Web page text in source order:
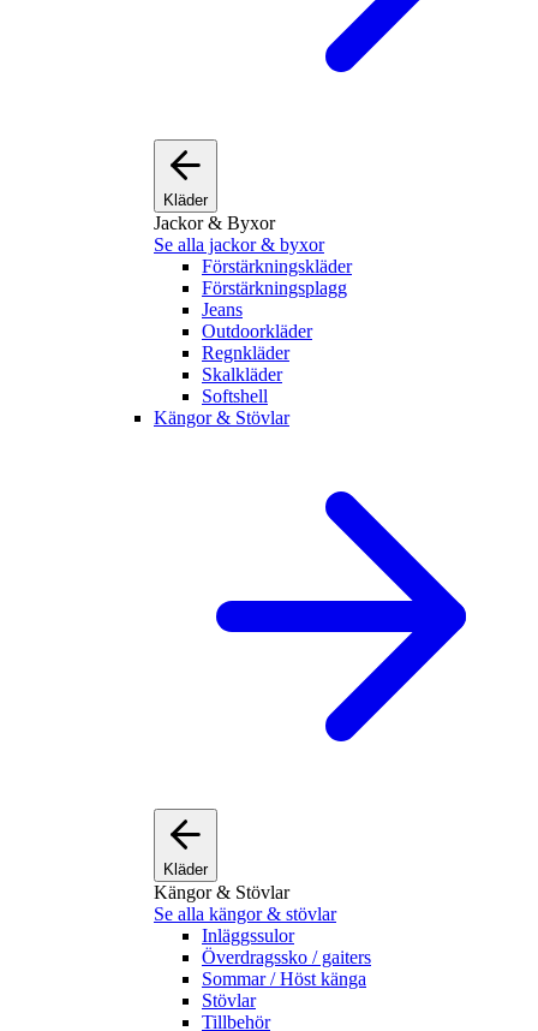
Kläder
Jackor & Byxor
Se alla jackor & byxor
Förstärkningskläder
Förstärkningsplagg
Jeans
Outdoorkläder
Regnkläder
Skalkläder
Softshell
Kängor & Stövlar
Kläder
Kängor & Stövlar
Se alla kängor & stövlar
Inläggssulor
Överdragssko / gaiters
Sommar / Höst känga
Stövlar
Tillbehör